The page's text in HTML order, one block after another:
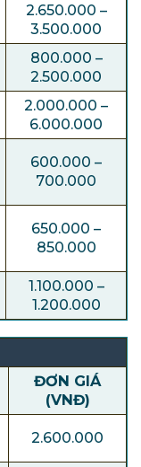
2.650.000 –
3.500.000
800.000 –
2.500.000
2.000.000 –
6.000.000
600.000 –
700.000
650.000 –
850.000
1.100.000 –
1.200.000
ĐƠN GIÁ
(VNĐ)
2.600.000